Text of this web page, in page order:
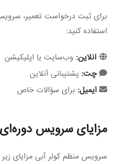
برای ثبت درخواست تعمیر،
استفاده کنید:
آنلاین: وب‌سایت یا اپلیکیشن
چت: پشتیبانی آنلاین
ایمیل: برای سؤالات خاص
مزایای سرویس دوره‌ای
سرویس منظم کولر آبی مزایای زیر